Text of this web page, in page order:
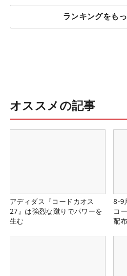
ランキングをも
オススメの記事
アディダス『コードカオス
27』は強烈な蹴りでパワーを
生む
8-9
コ
配